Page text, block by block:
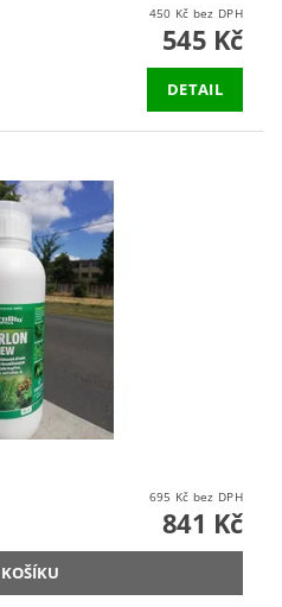
450 Kč bez DPH
545 Kč
DETAIL
695 Kč bez DPH
841 Kč